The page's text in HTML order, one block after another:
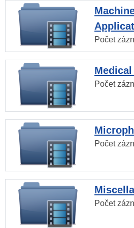
Počet
Počet
Počet
Počet